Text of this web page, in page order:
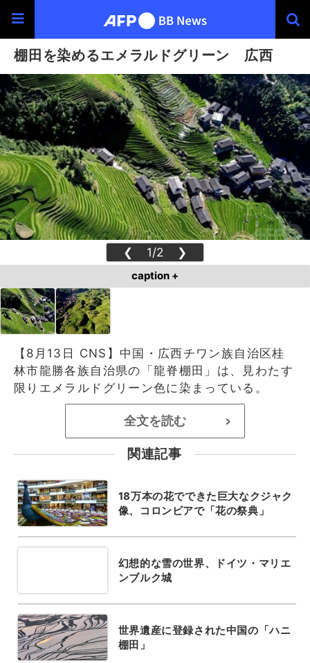
棚田を染めるエメラルドグリーン 広西
❮ 1/2 ❯
caption +
【8月13日 CNS】中国・広西チワン族自治区桂
林市龍勝各族自治県の「龍脊棚田」は、見わたす
限りエメラルドグリーン色に染まっている。
全文を読む >
関連記事
18万本の花でできた巨大なクジャク
像、コロンビアで「花の祭典」
幻想的な雪の世界、ドイツ・マリエ
ンブルク城
世界遺産に登録された中国の「ハニ
棚田」